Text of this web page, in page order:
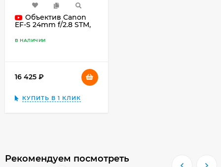
Объектив Canon
EF-S 24mm f/2.8 STM,
В НАЛИЧИИ
16 425
КУПИТЬ В 1 КЛИК
Рекомендуем посмотреть